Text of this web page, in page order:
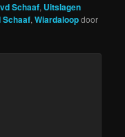
Schaaf, Uitslagen
Schaaf,Wiardaloopdoor